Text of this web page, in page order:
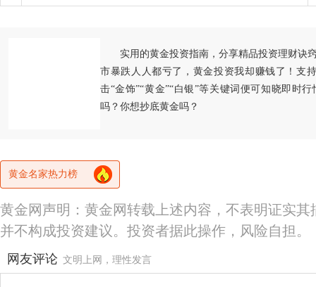
实用的黄金投资指南，分享精品投资理财诀
市暴跌人人都亏了，黄金投资我却赚钱了！支
击“金饰”“黄金”“白银”等关键词便可知晓即时
吗？你想抄底黄金吗？
黄金名家热力榜
黄金网声明：黄金网转载上述内容，不表明证实
并不构成投资建议。投资者据此操作，风险自担。
网友评论 文明上网，理性发言